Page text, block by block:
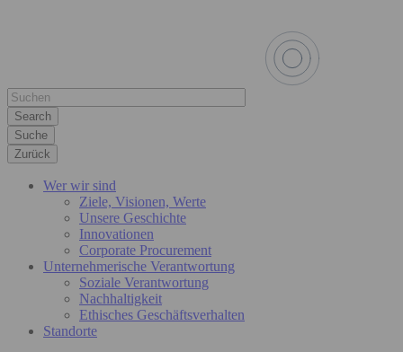
Suche
Zurück
Wer wir sind
Ziele, Visionen, Werte
Unsere Geschichte
Innovationen
Corporate Procurement
Unternehmerische Verantwortung
Soziale Verantwortung
Nachhaltigkeit
Ethisches Geschäftsverhalten
Standorte